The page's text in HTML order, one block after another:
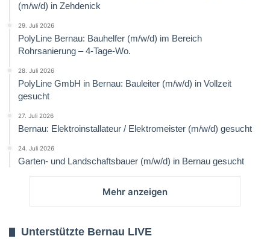
(m/w/d) in Zehdenick
29. Juli 2026
PolyLine Bernau: Bauhelfer (m/w/d) im Bereich
Rohrsanierung – 4-Tage-Wo.
28. Juli 2026
PolyLine GmbH in Bernau: Bauleiter (m/w/d) in Vollzeit
gesucht
27. Juli 2026
Bernau: Elektroinstallateur / Elektromeister (m/w/d) gesucht
24. Juli 2026
Garten- und Landschaftsbauer (m/w/d) in Bernau gesucht
Mehr anzeigen
Unterstützte Bernau LIVE